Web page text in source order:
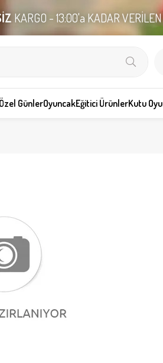
KARGO - 13:00'a KADAR
Özel GünlerOyuncakEğitici ÜrünlerKutu